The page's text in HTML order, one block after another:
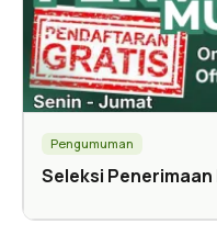
Pengumuman
Seleksi